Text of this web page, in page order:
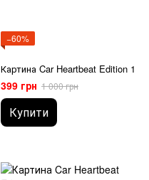
−60%
Картина Car Heartbeat Edition 1
399 грн 1 000 грн
Купити